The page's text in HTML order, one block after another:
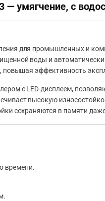
— умягчение, с
для промышленных и
воды и
повышая эффективность
с LED-дисплеем,
высокую
сохраняются в памяти
времени.